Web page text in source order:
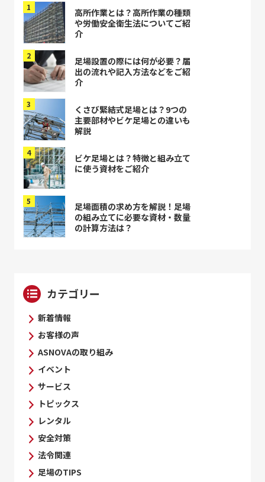
高所作業とは？高所作業の種類
や労働安全衛生法についてご紹
介
足場設置の際には何が必要？届
出の流れや記入方法などをご紹
介
くさび緊結式足場とは？9つの
主要部材やビケ足場との違いも
解説
ビケ足場とは？特徴と組み立て
に使う資材をご紹介
足場面積の求め方を解説！足場
の組み立てに必要な資材・数量
の計算方法は？
カテゴリー
新着情報
お客様の声
ASNOVAの取り組み
イベント
サービス
トピックス
レンタル
安全対策
法令関連
足場のTIPS